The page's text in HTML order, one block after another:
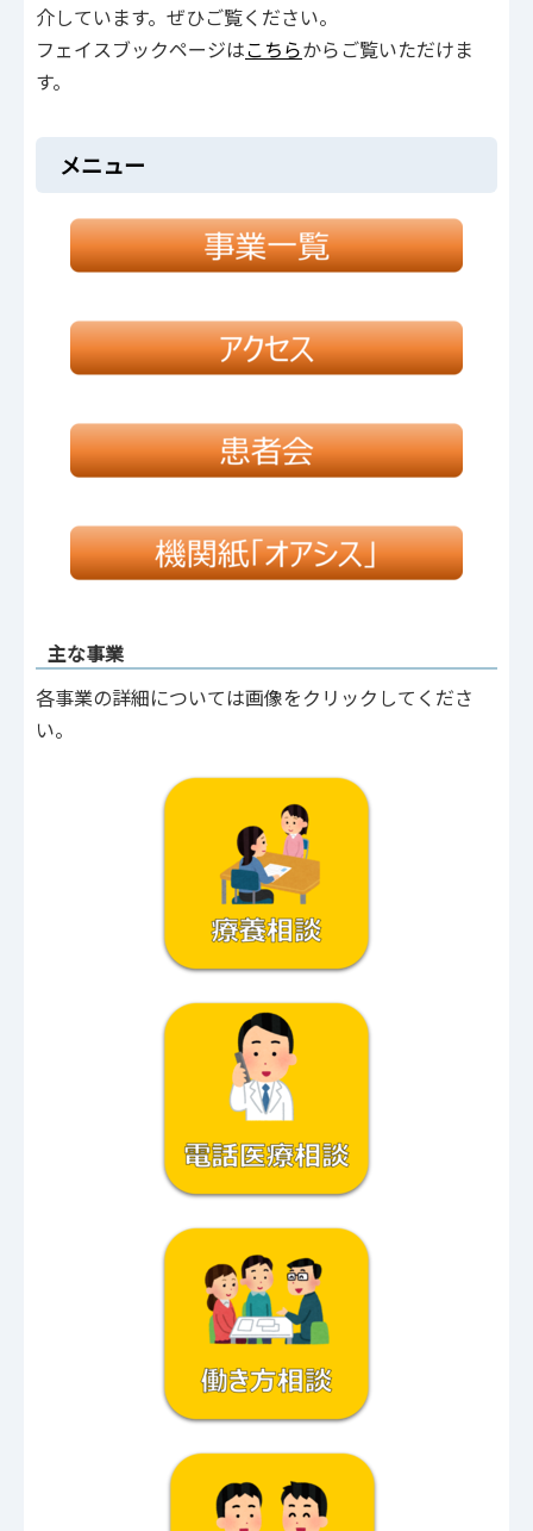
介しています。ぜひご覧ください。
フェイスブックページはこちらからご覧いただけま
す。
メニュー
主な事業
各事業の詳細については画像をクリックしてくださ
い。